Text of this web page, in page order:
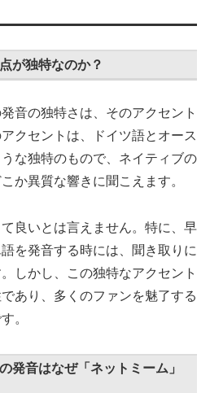
が独特なのか？
音の独特さは、そのアクセント
クセントは、ドイツ語とオース
な独特のもので、ネイティブの
か異質な響きに聞こえます。
良いとは言えません。特に、早
を発音する時には、聞き取りに
しかし、この独特なアクセント
あり、多くのファンを魅了する
。
発音はなぜ「ネットミーム」